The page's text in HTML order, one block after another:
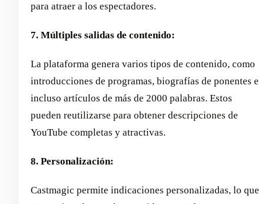
para atraer a los espectadores.
7. Múltiples salidas de contenido:
La plataforma genera varios tipos de contenido, como
introducciones de programas, biografías de ponentes e
incluso artículos de más de 2000 palabras. Estos
pueden reutilizarse para obtener descripciones de
YouTube completas y atractivas.
8. Personalización:
Castmagic permite indicaciones personalizadas, lo que